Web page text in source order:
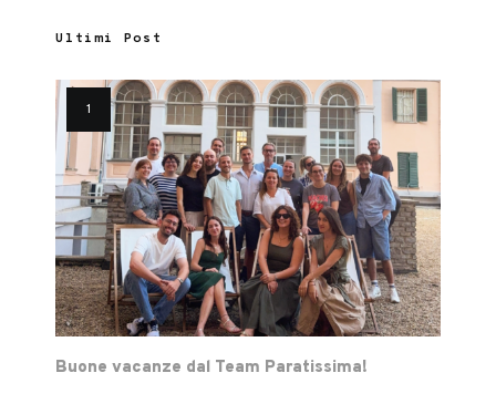
Ultimi Post
Buone vacanze dal Team Paratissima!